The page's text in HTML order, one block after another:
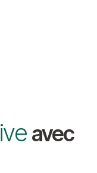
avec